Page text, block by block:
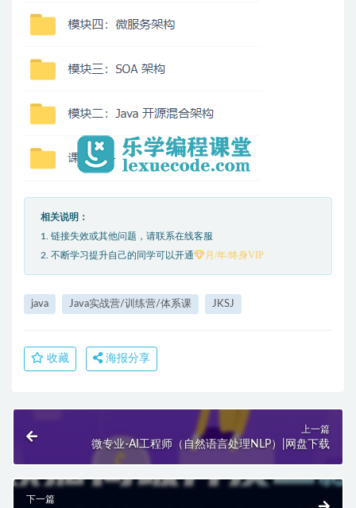
相关说明：
1. 链接失效或其他问题，请联系在线客服
2. 不断学习提升自己的同学可以开通
月/年/终身VIP
java Java实战营/训练营/体系课 JKSJ
收藏 海报分享
上一篇
微专业-AI工程师（自然语言处理NLP）|网盘下载
下一篇